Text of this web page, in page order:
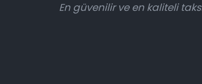
En güvenilir ve en kaliteli